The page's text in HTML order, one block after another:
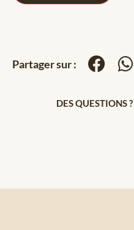
DES QUESTIONS ?
Partager sur :